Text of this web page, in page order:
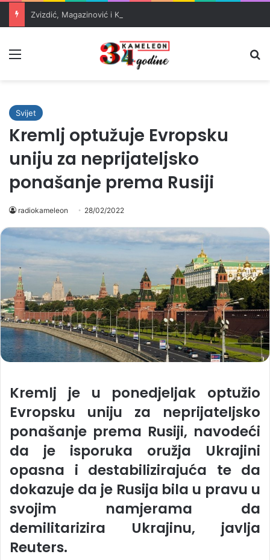
Svijet
Kremlj optužuje Evropsku
uniju za neprijateljsko
ponašanje prema Rusiji
radiokameleon 28/02/2022
Kremlj je u ponedjeljak optužio
Evropsku uniju za neprijateljsko
ponašanje prema Rusiji, navodeći
da je isporuka oružja Ukrajini
opasna i destabilizirajuća te da
dokazuje da je Rusija bila u pravu u
svojim namjerama da
demilitarizira Ukrajinu, javlja
Reuters.